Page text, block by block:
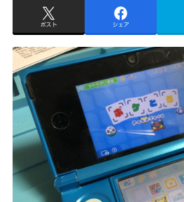
ポスト シェア